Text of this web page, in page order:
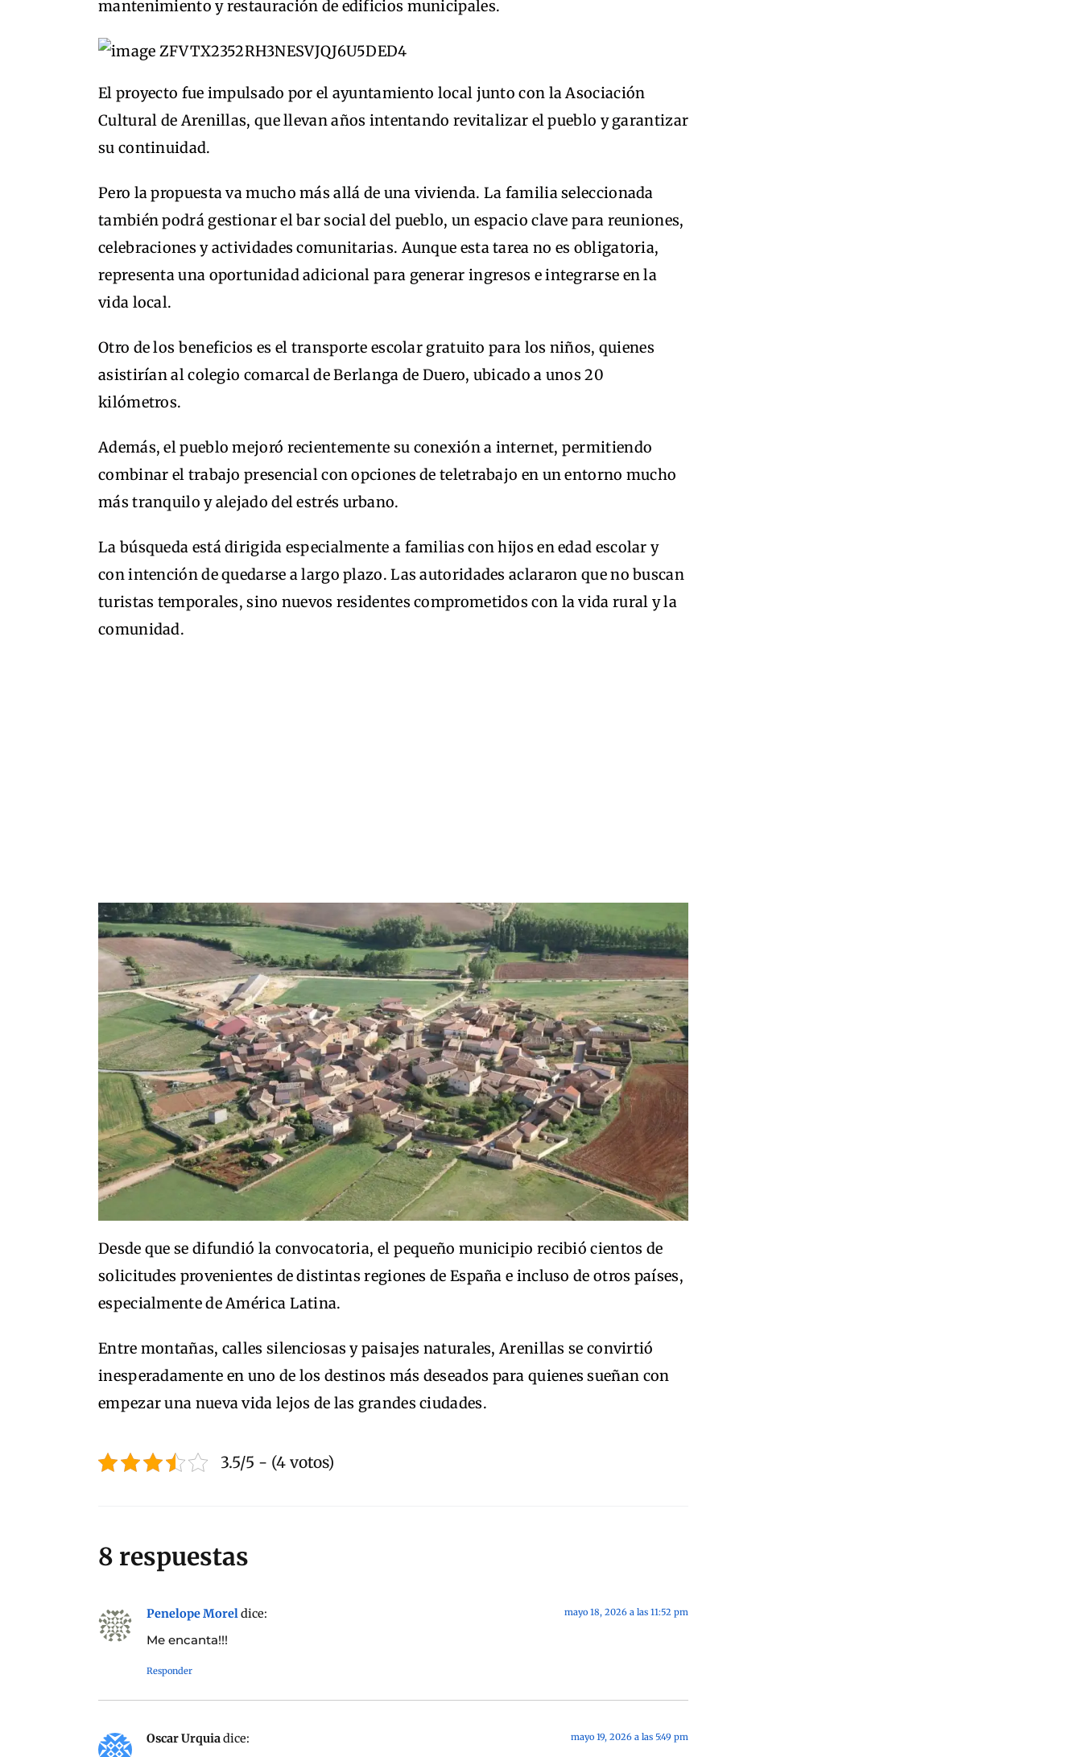
mantenimiento y restauración de edificios municipales.
El proyecto fue impulsado por el ayuntamiento local junto con la Asociación
Cultural de Arenillas, que llevan años intentando revitalizar el pueblo y garantizar
su continuidad.
Pero la propuesta va mucho más allá de una vivienda. La familia seleccionada
también podrá gestionar el bar social del pueblo, un espacio clave para reuniones,
celebraciones y actividades comunitarias. Aunque esta tarea no es obligatoria,
representa una oportunidad adicional para generar ingresos e integrarse en la
vida local.
Otro de los beneficios es el transporte escolar gratuito para los niños, quienes
asistirían al colegio comarcal de Berlanga de Duero, ubicado a unos 20
kilómetros.
Además, el pueblo mejoró recientemente su conexión a internet, permitiendo
combinar el trabajo presencial con opciones de teletrabajo en un entorno mucho
más tranquilo y alejado del estrés urbano.
La búsqueda está dirigida especialmente a familias con hijos en edad escolar y
con intención de quedarse a largo plazo. Las autoridades aclararon que no buscan
turistas temporales, sino nuevos residentes comprometidos con la vida rural y la
comunidad.
Desde que se difundió la convocatoria, el pequeño municipio recibió cientos de
solicitudes provenientes de distintas regiones de España e incluso de otros países,
especialmente de América Latina.
Entre montañas, calles silenciosas y paisajes naturales, Arenillas se convirtió
inesperadamente en uno de los destinos más deseados para quienes sueñan con
empezar una nueva vida lejos de las grandes ciudades.
3.5/5 - (4 votos)
8 respuestas
Penelope Moreldice: mayo 18, 2026 a las 11:52 pm
Me encanta!!!
Responder
Oscar Urquiadice: mayo 19, 2026 a las 5:49 pm